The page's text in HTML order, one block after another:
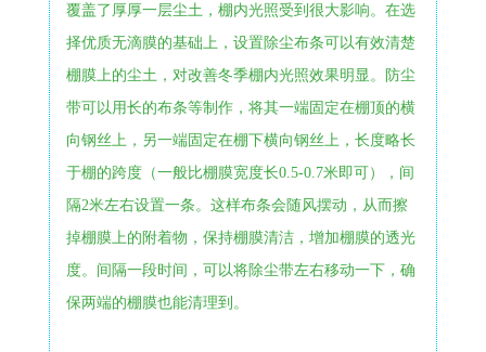
覆盖了厚厚一层尘土，棚内光照受到很大影响。在选
择优质无滴膜的基础上，设置除尘布条可以有效清楚
棚膜上的尘土，对改善冬季棚内光照效果明显。防尘
带可以用长的布条等制作，将其一端固定在棚顶的横
向钢丝上，另一端固定在棚下横向钢丝上，长度略长
于棚的跨度（一般比棚膜宽度长0.5-0.7米即可），间
隔2米左右设置一条。这样布条会随风摆动，从而擦
掉棚膜上的附着物，保持棚膜清洁，增加棚膜的透光
度。间隔一段时间，可以将除尘带左右移动一下，确
保两端的棚膜也能清理到。